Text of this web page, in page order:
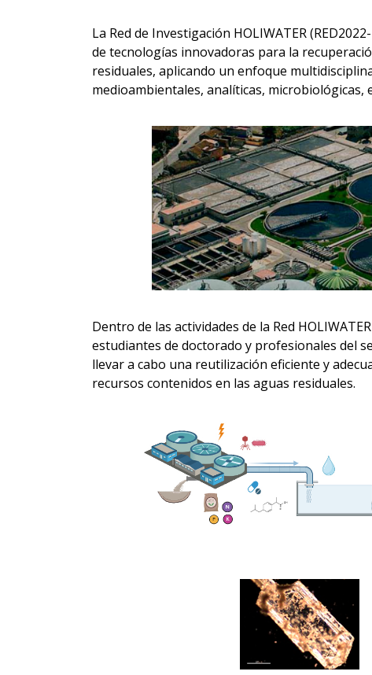
La Red de Investigación HOLIWATER
de tecnologías innovadoras para la
residuales, aplicando un enfoque
medioambientales, analíticas, microbiológicas,
Dentro de las actividades de la Red
estudiantes de doctorado y profesionales del
llevar a cabo una reutilización eficiente y
recursos contenidos en las aguas residuales.